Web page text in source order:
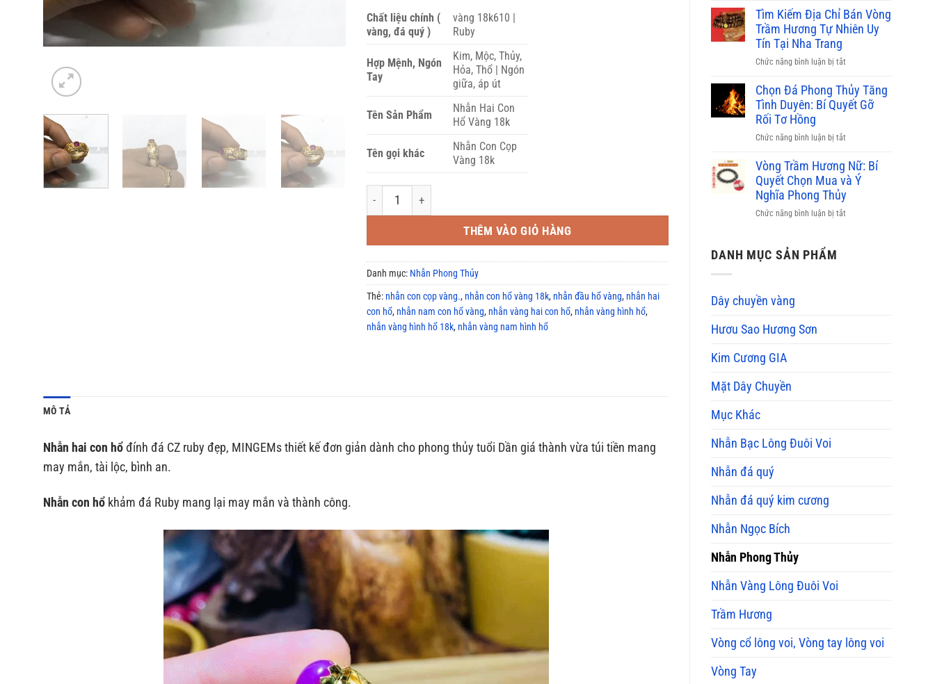
nhiêu,
nơi
phỉ
thúy
hiện
nay?
Tìm Kiếm Địa Chỉ Bán Vòng
Trầm Hương Tự Nhiên Uy
Tín Tại Nha Trang
Chức năng bình luận bị tắt
Kiếm
Địa
Hương
Tự
Nhiên
Chọn Đá Phong Thủy Tăng
Tình Duyên: Bí Quyết Gỡ
Rối Tơ Hồng
Chức năng bình luận bị tắt
Đá
Phong
Vòng Trầm Hương Nữ: Bí
Quyết Chọn Mua và Ý
Nghĩa Phong Thủy
Chức năng bình luận bị tắt
DANH MỤC SẢN PHẨM
Dây chuyền vàng
Hươu Sao Hương Sơn
Kim Cương GIA
Mặt Dây Chuyền
Mục Khác
Nhẫn Bạc Lông Đuôi Voi
Nhẫn đá quý
Nhẫn đá quý kim cương
Nhẫn Ngọc Bích
Nhẫn Phong Thủy
Nhẫn Vàng Lông Đuôi Voi
Trầm Hương
Vòng cổ lông voi, Vòng tay lông voi
Vòng Tay
Chất liệu chính (
vàng, đá quý )
vàng 18k610 |
Ruby
Hợp Mệnh, Ngón
Tay
Kim, Mộc, Thủy,
Hỏa, Thổ | Ngón
giữa, áp út
Tên Sản Phẩm
Nhẫn Hai Con
Hổ Vàng 18k
Tên gọi khác
Nhẫn Con Cọp
Vàng 18k
Nhẫn hai con hổ đính Đá ruby CZ vàng 18k phong thủy tuổi dần số lượng
THÊM VÀO GIỎ HÀNG
Danh mục: Nhẫn Phong Thủy
Thẻ: nhẫn con cọp vàng., nhẫn con hổ vàng 18k, nhẫn đầu hổ vàng, nhẫn hai
con hổ, nhẫn nam con hổ vàng, nhẫn vàng hai con hổ, nhẫn vàng hình hổ,
nhẫn vàng hình hổ 18k, nhẫn vàng nam hình hổ
MÔ TẢ
Nhẫn hai con hổ đính đá CZ ruby đẹp, MINGEMs thiết kế đơn giản dành cho phong thủy tuổi Dần giá thành vừa túi tiền mang
may mắn, tài lộc, bình an.
Nhẫn con hổ khảm đá Ruby mang lại may mắn và thành công.